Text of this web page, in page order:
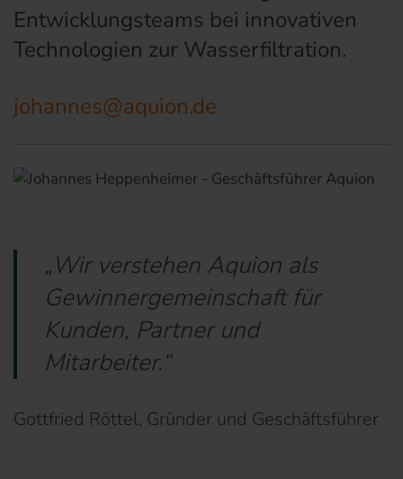
Entwicklungsteams bei innovativen
Technologien zur Wasserfiltration.
johannes@aquion.de
„Wir verstehen Aquion als
Gewinnergemeinschaft für
Kunden, Partner und
Mitarbeiter.“
Gottfried Röttel, Gründer und Geschäftsführer